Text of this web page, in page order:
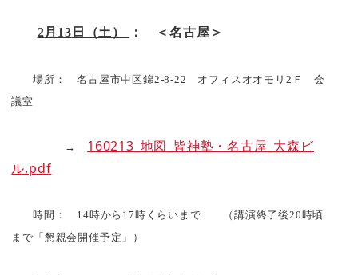
2月 13 日（土） ： ＜名古屋＞
場所： 名古屋市中区錦2-8-22 オフィスオオモリ 2 Ｆ 会
議室
→ 160213_地図_皆神塾・名古屋_大森ビ
ル.pdf
時間： 14時から 17時くらいまで （講演終了後20時頃
まで「懇親会開催予定」）